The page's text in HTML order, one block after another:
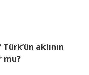
aklının
mu?